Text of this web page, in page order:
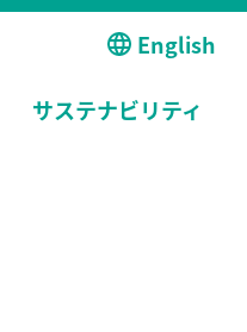
サステナビリティ
English